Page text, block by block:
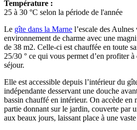
Température :
25 à 30 °C selon la période de l'année
Le gîte dans la Marne l’escale des
environnement de charme avec une
de 38 m2. Celle-ci est chauffée en toute
25/30 ° ce qui vous permet d’en profiter
séjour.
Elle est accessible depuis l’intérieur du
indépendante desservant une douche
bassin chauffé en intérieur. On accède en
partie donnant sur le jardin, couverte par
aux beaux jours, laissant place à une